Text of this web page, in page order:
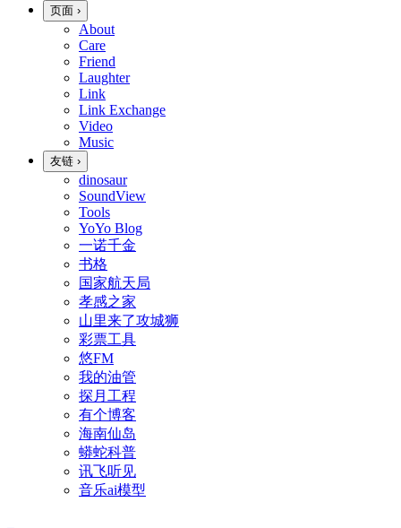
页面 ›
About
Care
Friend
Laughter
Link
Link Exchange
Video
Music
友链 ›
dinosaur
SoundView
Tools
YoYo Blog
一诺千金
书格
国家航天局
孝感之家
山里来了攻城狮
彩票工具
悠FM
我的油管
探月工程
有个博客
海南仙岛
蟒蛇科普
讯飞听见
音乐ai模型